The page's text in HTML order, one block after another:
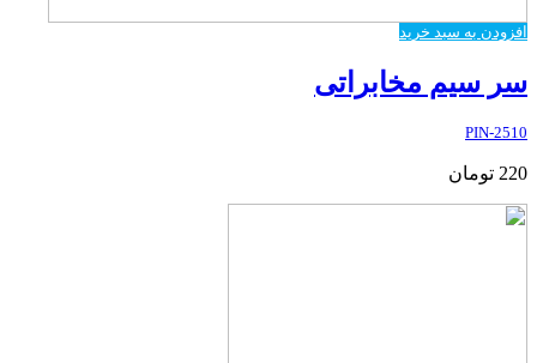
افزودن به سبد خرید
سر سیم مخابراتی
2510-PIN
220 تومان